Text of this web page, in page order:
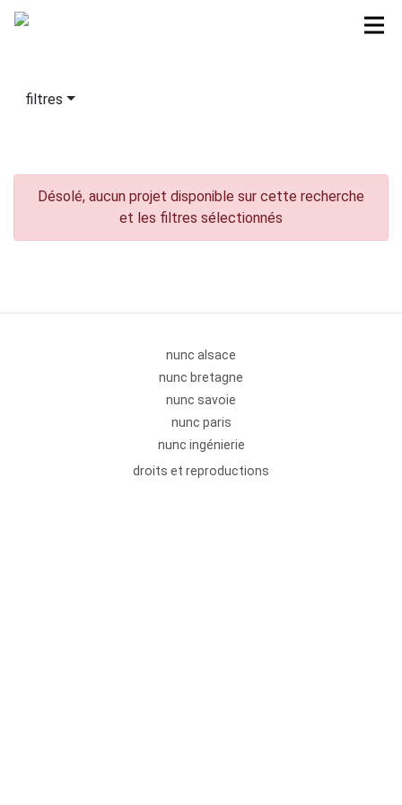
filtres
Désolé, aucun projet disponible sur cette recherche
et les filtres sélectionnés
nunc alsace
nunc bretagne
nunc savoie
nunc paris
nunc ingénierie
droits et reproductions